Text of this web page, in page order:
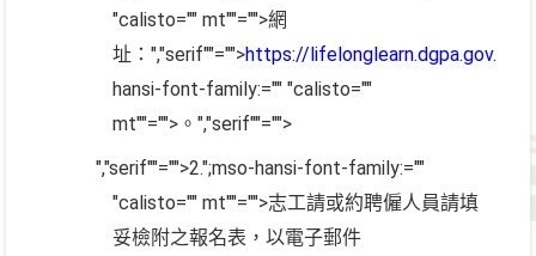
"calisto="" mt""="">網
址：","serif""="">https://lifelonglearn.dgpa.gov.tw/
hansi-font-family:="" "calisto=""
mt""="">。","serif""="">
","serif""="">2.";mso-hansi-font-family:=""
"calisto="" mt""="">志工請或約聘僱人員請填
妥檢附之報名表，以電子郵件